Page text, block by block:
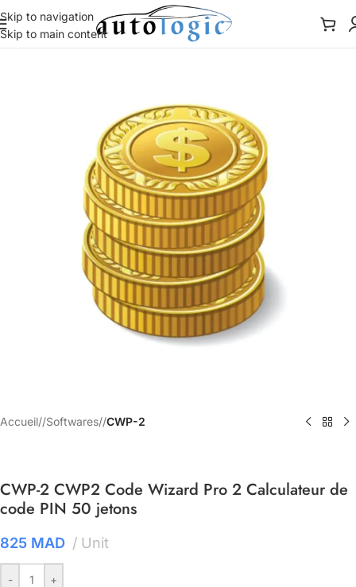
Skip to navigation
Skip to main content
Accueil/ Softwares/ CWP-2
CWP-2 CWP2 Code Wizard Pro 2 Calculateur de
code PIN 50 jetons
825 MAD Unit
- +